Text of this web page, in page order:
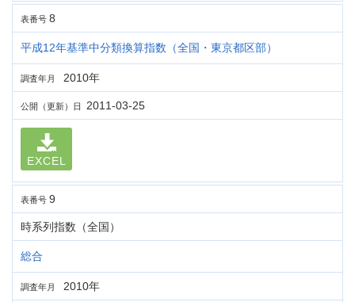
表番号 8
平成12年基準中分類換算指数（全国・東京都区部）
調査年月 2010年
公開（更新）日 2011-03-25
EXCEL
表番号 9
時系列指数（全国）
総合
調査年月 2010年